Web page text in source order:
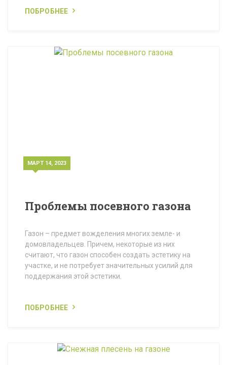
ПОБРОБНЕЕ
МАРТ 14, 2023
Проблемы посевного газона
Газон – предмет вожделения многих земле- и
домовладельцев. Причем, некоторые из них
считают, что газон способен создать эстетику на
участке, и не потребует значительных усилий для
поддержания этой эстетики.
ПОБРОБНЕЕ